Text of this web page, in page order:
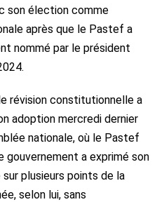
son élection comme
après que le Pastef a
nommé par le président
révision constitutionnelle a
adoption mercredi dernier
nationale, où le Pastef
a exprimé son
plusieurs points de la
selon lui, sans